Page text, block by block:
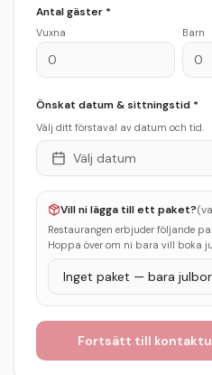
Antal gäster *
Vuxna Barn
Önskat datum & sittningstid *
Välj ditt förstaval av datum och tid.
Välj datum
Vill ni lägga till ett paket?
Restaurangen erbjuder följande
Hoppa över om ni bara vill boka
Fortsätt till